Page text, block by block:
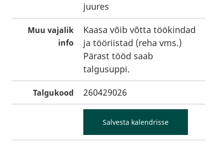
juures
Muu vajalik
info
Kaasa võib võtta töökindad
ja tööriistad (reha vms.)
Pärast tööd saab
talgusuppi.
Talgukood 260429026
Salvesta kalendrisse